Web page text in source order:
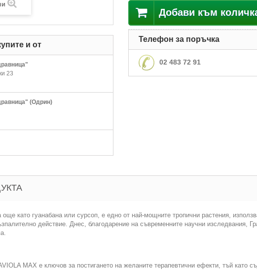
и от
23
(Одрин)
Добави към
Телефон за поръчка
02 483 72 91
още като гуанабана или сурсоп, е едно от най-мощните тропични растения,
действие. Днес, благодарение на съвременните научни
MAX е ключов за постигането на желаните терапевтични ефекти, тъй като